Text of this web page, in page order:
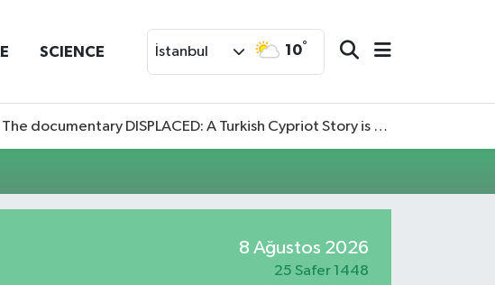
SCIENCE İstanbul 10°
The documentary DISPLACED: A Turkish Cypriot Story is now available to watch
8 Ağustos 2026
25 Safer 1448